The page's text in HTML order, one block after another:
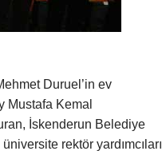
Duruel’in ev
Mustafa Kemal
İskenderun Belediye
rektör yardımcıları